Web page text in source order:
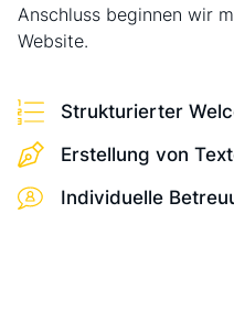
Anschluss beginnen wir
Website.
Strukturierter
Erstellung von
Individuelle